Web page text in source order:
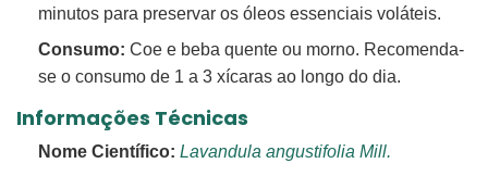
minutos para preservar os óleos essenciais voláteis.
Consumo: Coe e beba quente ou morno. Recomenda-
se o consumo de 1 a 3 xícaras ao longo do dia.
Informações Técnicas
Nome Científico: Lavandula angustifolia Mill.